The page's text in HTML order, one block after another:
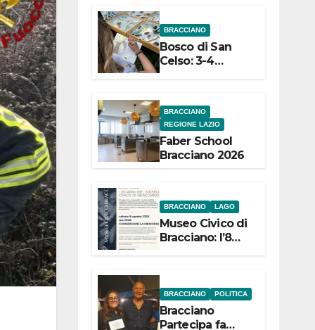
dell’Etruria
Meridionale
BRACCIANO
Bosco di San
Celso: 3-4
settembre
Festival “Storie
in cielo e in
terra”
BRACCIANO
REGIONE LAZIO
Faber School
Bracciano 2026
BRACCIANO LAGO
Museo Civico di
Bracciano: l’8
“Conservare la
memoria”
BRACCIANO POLITICA
Bracciano
Partecipa fa